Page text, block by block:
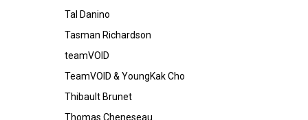
Tal Danino
Tasman Richardson
teamVOID
TeamVOID & YoungKak Cho
Thibault Brunet
Thomas Cheneseau